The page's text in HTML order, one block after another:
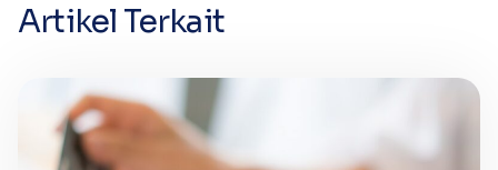
Artikel Terkait